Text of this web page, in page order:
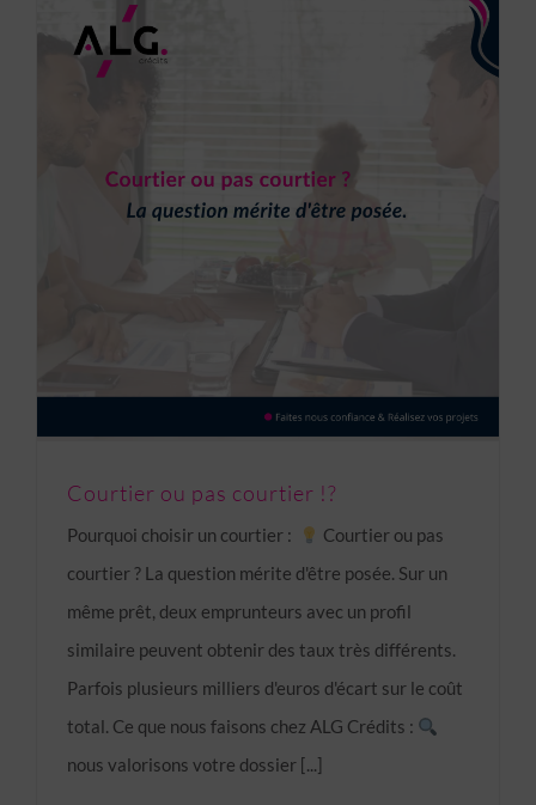
Courtier ou pas courtier !?
Pourquoi choisir un courtier :
Courtier ou pas
courtier ? La question mérite d'être posée. Sur un
même prêt, deux emprunteurs avec un profil
similaire peuvent obtenir des taux très différents.
Parfois plusieurs milliers d'euros d'écart sur le coût
total. Ce que nous faisons chez ALG Crédits :
nous valorisons votre dossier [...]